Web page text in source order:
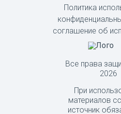
Все права
2026
При
материалов
источник
Политика
соглашение об